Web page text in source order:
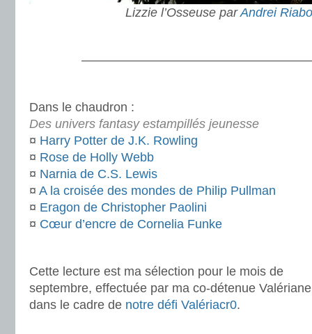
Lizzie l’Osseuse parAndrei
Dans le chaudron :
Des univers fantasy estampillés jeunesse
¤ Harry Potter de J.K. Rowling
¤ Rose de Holly Webb
¤ Narnia de C.S. Lewis
¤ A la croisée des mondes de Philip Pullman
¤ Eragon de Christopher Paolini
¤ Cœur d’encre de Cornelia Funke
Cette lecture est ma sélection pour le mois de
septembre, effectuée par ma co-détenue Valériane
dans le cadre de notre défi Valériacr0.